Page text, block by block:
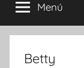
Menú
Betty